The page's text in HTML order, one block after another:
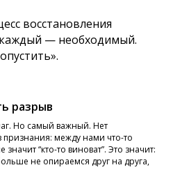
восстановления
— необходимый.
разрыв
Но самый важный. Нет
признания: между нами что-то
“кто-то виноват”. Это значит:
не опираемся друг на друга,